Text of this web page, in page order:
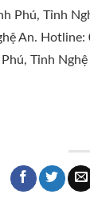
Phú, Tỉnh
An.
Tỉnh Nghệ